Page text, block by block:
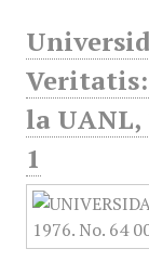
Veritatis:
la UANL,
1